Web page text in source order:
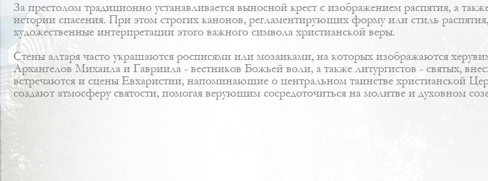
За престолом традиционно устанавливается выносной крест с изображением распятия, а
истории спасения. При этом строгих канонов, регламентирующих форму или стиль распятия,
художественные интерпретации этого важного символа христианской веры.
Стены алтаря часто украшаются росписями или мозаиками, на которых изображаются
Архангелов Михаила и Гавриила - вестников Божьей воли, а также литургистов - святых,
встречаются и сцены Евхаристии, напоминающие о центральном таинстве христианской
создают атмосферу святости, помогая верующим сосредоточиться на молитве и духовном